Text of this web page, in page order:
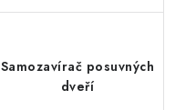
Samozavírač posuvných
dveří